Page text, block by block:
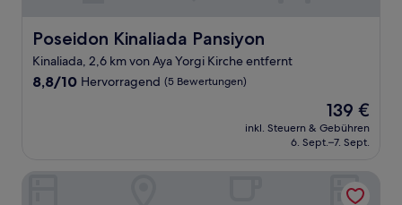
Poseidon Kinaliada Pansiyon
Poseidon Kinaliada Pansiyon
Kinaliada, 2,6 km von Aya Yorgi Kirche entfernt
8.8
8,8/10 Hervorragend (5 Bewertungen)
Der
Preis
beträgt
139 €
inkl. Steuern & Gebühren
6. Sept.–7. Sept.